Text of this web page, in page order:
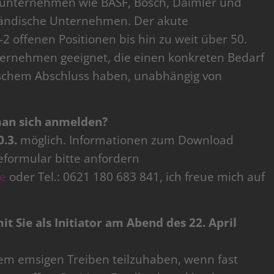
Unternehmen. Der akute
offenen Positionen bis hin zu weit über 50.
geeignet, die einen konkreten Bedarf
Abschluss haben, unabhängig von
sich anmelden?
möglich. Informationen zum Download
bitte anfordern
oder Tel.: 0621 180 683 841, ich freue mich auf
Sie als Initiator am Abend des 22. April
emsigen Treiben teilzuhaben, wenn fast